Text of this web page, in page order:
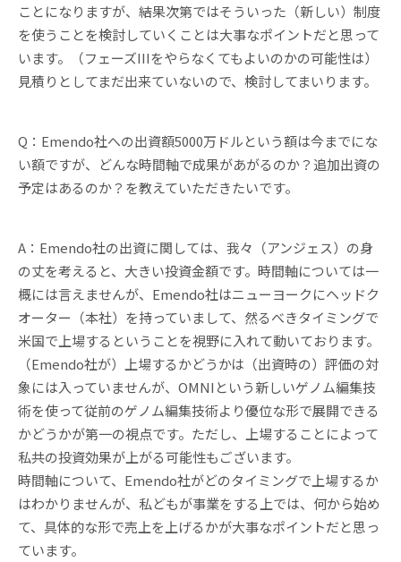
ことになりますが、結果次第ではそういった（新しい）制度
を使うことを検討していくことは大事なポイントだと思って
います。（フェーズIIIをやらなくてもよいのかの可能性は）
見積りとしてまだ出来ていないので、検討してまいります。
Q：Emendo社への出資額5000万ドルという額は今までにな
い額ですが、どんな時間軸で成果があがるのか？追加出資の
予定はあるのか？を教えていただきたいです。
A：Emendo社の出資に関しては、我々（アンジェス）の身
の丈を考えると、大きい投資金額です。時間軸については一
概には言えませんが、Emendo社はニューヨークにヘッドク
オーター（本社）を持っていまして、然るべきタイミングで
米国で上場するということを視野に入れて動いております。
（Emendo社が）上場するかどうかは（出資時の）評価の対
象には入っていませんが、OMNIという新しいゲノム編集技
術を使って従前のゲノム編集技術より優位な形で展開できる
かどうかが第一の視点です。ただし、上場することによって
私共の投資効果が上がる可能性もございます。
時間軸について、Emendo社がどのタイミングで上場するか
はわかりませんが、私どもが事業をする上では、何から始め
て、具体的な形で売上を上げるかが大事なポイントだと思っ
ています。